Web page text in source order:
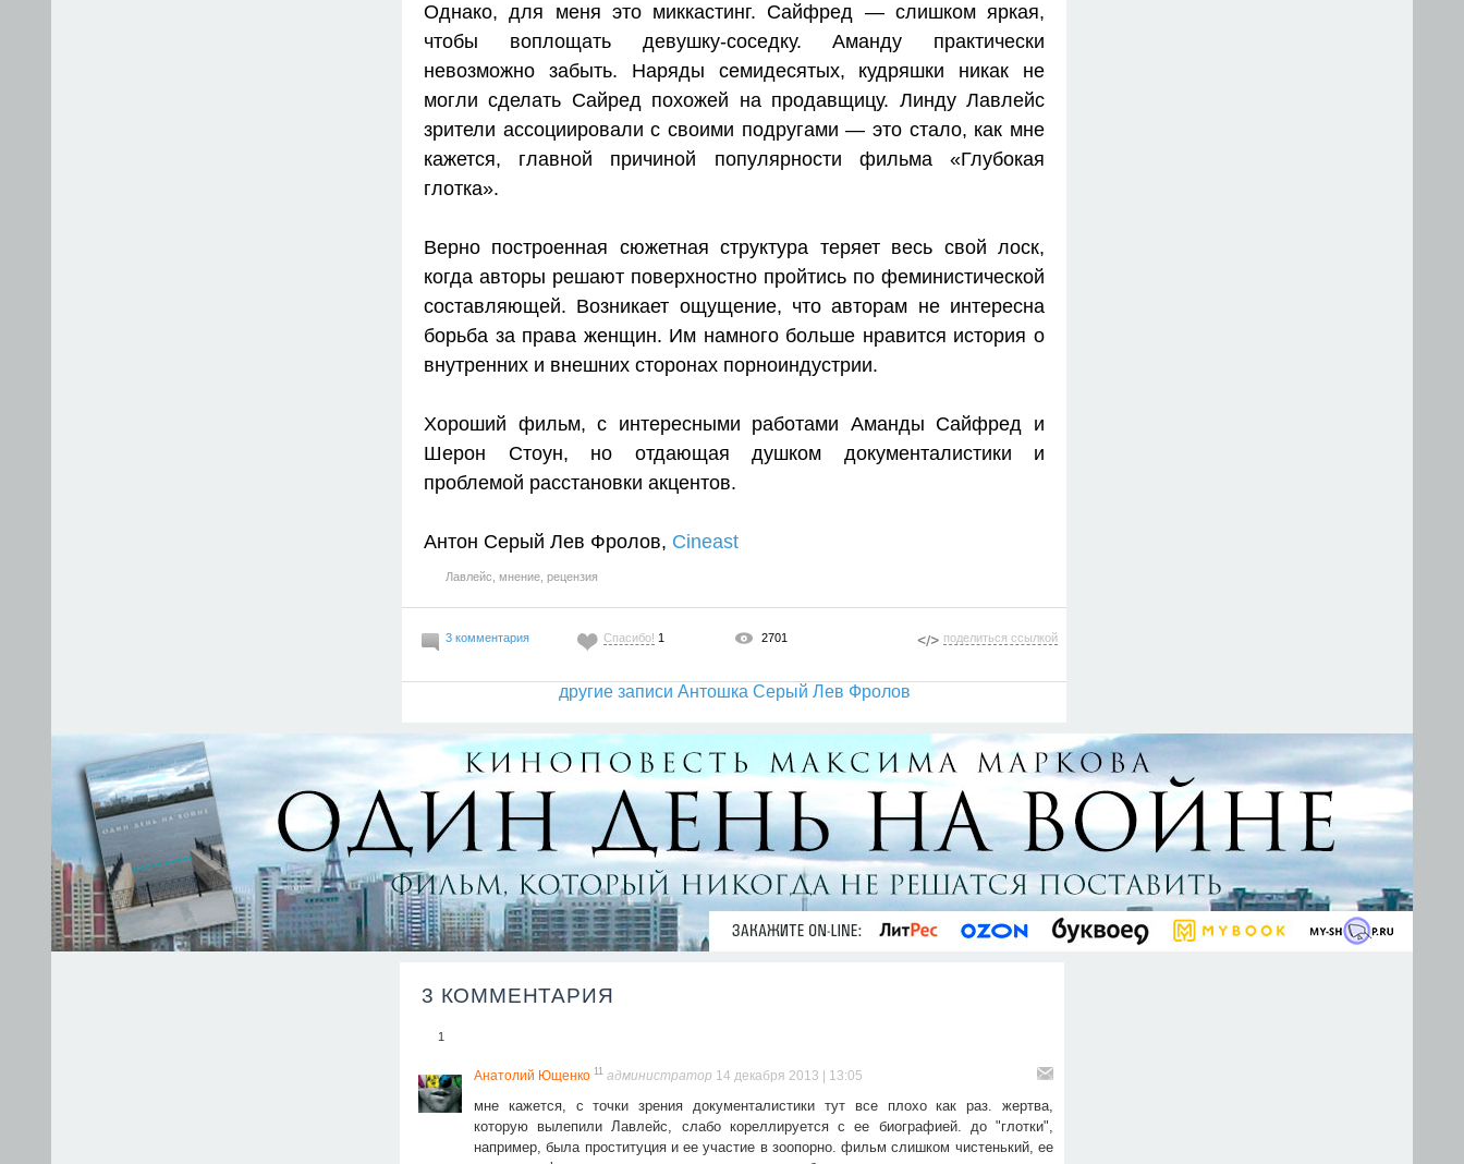
Однако, для меня это миккастинг. Сайфред — слишком яркая,
чтобы воплощать девушку-соседку. Аманду практически
невозможно забыть. Наряды семидесятых, кудряшки никак не
могли сделать Сайред похожей на продавщицу. Линду Лавлейс
зрители ассоциировали с своими подругами — это стало, как мне
кажется, главной причиной популярности фильма «Глубокая
глотка».
Верно построенная сюжетная структура теряет весь свой лоск,
когда авторы решают поверхностно пройтись по феминистической
составляющей. Возникает ощущение, что авторам не интересна
борьба за права женщин. Им намного больше нравится история о
внутренних и внешних сторонах порноиндустрии.
Хороший фильм, с интересными работами Аманды Сайфред и
Шерон Стоун, но отдающая душком документалистики и
проблемой расстановки акцентов.
Антон Серый Лев Фролов, Cineast
Лавлейс мнение рецензия
3 комментария Спасибо! 1 2701 поделиться ссылкой
другие записи Антошка Серый Лев Фролов
3 КОММЕНТАРИЯ
1
Анатолий Ющенко 11 администратор 14 декабря 2013 | 13:05
мне кажется, с точки зрения документалистики тут все плохо как раз. жертва,
которую вылепили Лавлейс, слабо кореллируется с ее биографией. до "глотки",
например, была проституция и ее участие в зоопорно. фильм слишком чистенький, ее